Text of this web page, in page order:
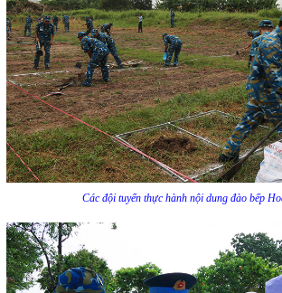
Các đội tuyển thực hành nội dung đào bếp